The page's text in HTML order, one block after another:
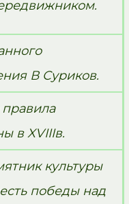
В Суриков.
в XVIIIв.
культуры
победы над